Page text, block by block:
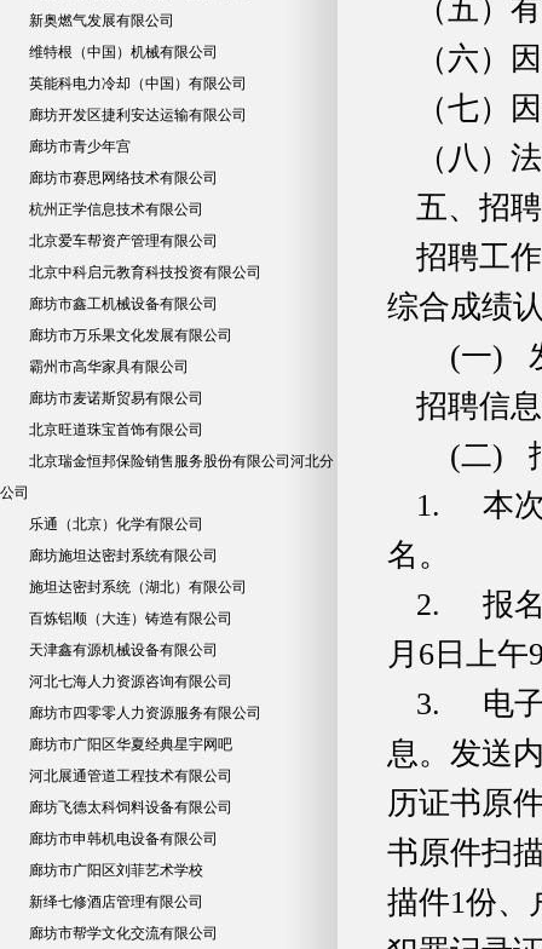
（五）
（六）
（七）
（八）
五、招
招聘工
综合成绩
(一)
招聘信
(二)
1. 本次
名。
2. 报名
月6日上午
3. 电子
息。发送
历证书原
书原件扫
描件1份、
新奥燃气发展有限公司
维特根（中国）机械有限公司
英能科电力冷却（中国）有限公司
廊坊开发区捷利安达运输有限公司
廊坊市青少年宫
廊坊市赛思网络技术有限公司
杭州正学信息技术有限公司
北京爱车帮资产管理有限公司
北京中科启元教育科技投资有限公司
廊坊市鑫工机械设备有限公司
廊坊市万乐果文化发展有限公司
霸州市高华家具有限公司
廊坊市麦诺斯贸易有限公司
北京旺道珠宝首饰有限公司
北京瑞金恒邦保险销售服务股份有限公司河北分
公司
乐通（北京）化学有限公司
廊坊施坦达密封系统有限公司
施坦达密封系统（湖北）有限公司
百炼铝顺（大连）铸造有限公司
天津鑫有源机械设备有限公司
河北七海人力资源咨询有限公司
廊坊市四零零人力资源服务有限公司
廊坊市广阳区华夏经典星宇网吧
河北展通管道工程技术有限公司
廊坊飞德太科饲料设备有限公司
廊坊市申韩机电设备有限公司
廊坊市广阳区刘菲艺术学校
新绎七修酒店管理有限公司
廊坊市帮学文化交流有限公司